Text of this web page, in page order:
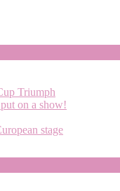
Triumph
on a show!
stage